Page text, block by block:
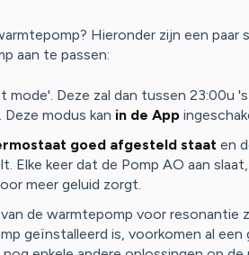
Hieronder zijn een paar
aan te passen:
mode'. Deze zal dan tussen 23:00u
modus kan in de App
goed afgesteld staat en
Elke keer dat de Pomp AO aan
meer geluid zorgt.
de warmtepomp voor
geïnstalleerd is, voorkomen al